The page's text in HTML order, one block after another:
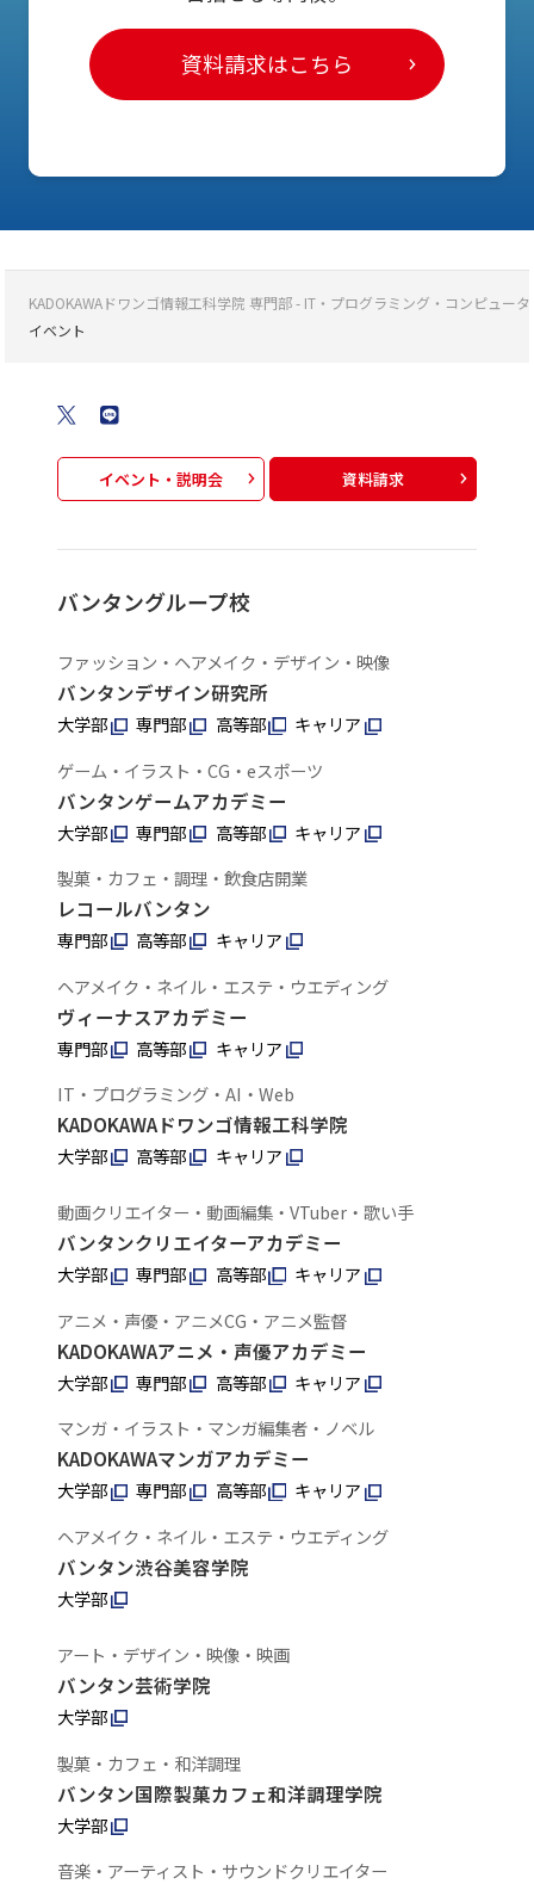
資料請求はこちら
KADOKAWAドワンゴ情報工科学院 専門部 - IT・プログラミング・コンピュー
イベント
イベント・説明会 資料請求
バンタングループ校
ファッション・ヘアメイク・デザイン・映像
バンタンデザイン研究所
大学部 専門部 高等部
キャリア
ゲーム・イラスト・CG・eスポーツ
バンタンゲームアカデミー
大学部 専門部 高等部
キャリア
製菓・カフェ・調理・飲食店開業
レコールバンタン
専門部 高等部
キャリア
ヘアメイク・ネイル・エステ・ウエディング
ヴィーナスアカデミー
専門部 高等部
キャリア
IT・プログラミング・AI・Web
KADOKAWAドワンゴ情報工科学院
大学部 高等部 キャリア
動画クリエイター・動画編集・VTuber・歌い手
バンタンクリエイターアカデミー
大学部 専門部 高等部
キャリア
アニメ・声優・アニメCG・アニメ監督
KADOKAWAアニメ・声優アカデミー
大学部 専門部 高等部
キャリア
マンガ・イラスト・マンガ編集者・ノベル
KADOKAWAマンガアカデミー
大学部 専門部 高等部
キャリア
ヘアメイク・ネイル・エステ・ウエディング
バンタン渋谷美容学院
大学部
アート・デザイン・映像・映画
バンタン芸術学院
大学部
製菓・カフェ・和洋調理
バンタン国際製菓カフェ和洋調理学院
大学部
音楽・アーティスト・サウンドクリエイター